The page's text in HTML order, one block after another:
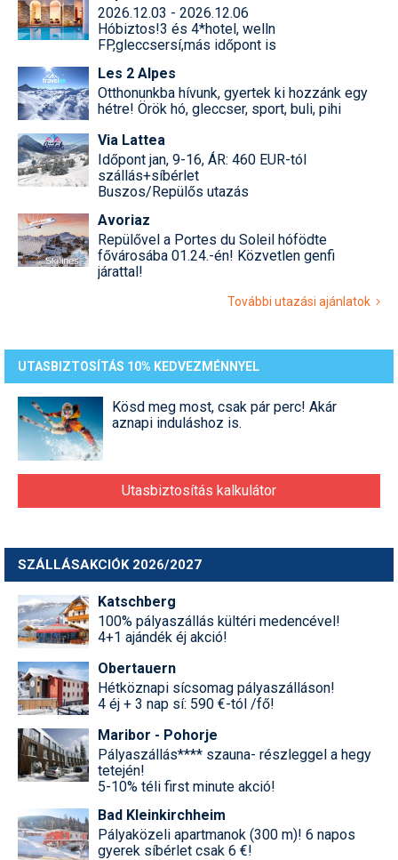
2026.12.03 - 2026.12.06
Hóbiztos!3 és 4*hotel, welln
FP,gleccsersí,más időpont is
Les 2 Alpes
Otthonunkba hívunk, gyertek ki hozzánk egy
hétre! Örök hó, gleccser, sport, buli, pihi
Via Lattea
Időpont jan, 9-16, ÁR: 460 EUR-tól
szállás+síbérlet
Buszos/Repülős utazás
Avoriaz
Repülővel a Portes du Soleil hófödte
fővárosába 01.24.-én! Közvetlen genfi
járattal!
További utazási ajánlatok
UTASBIZTOSÍTÁS 10% KEDVEZMÉNNYEL
Kösd meg most, csak pár perc! Akár
aznapi induláshoz is.
Utasbiztosítás kalkulátor
SZÁLLÁSAKCIÓK 2026/2027
Katschberg
100% pályaszállás kültéri medencével!
4+1 ajándék éj akció!
Obertauern
Hétköznapi sícsomag pályaszálláson!
4 éj + 3 nap sí: 590 €-tól /fő!
Maribor - Pohorje
Pályaszállás**** szauna- részleggel a hegy
tetején!
5-10% téli first minute akció!
Bad Kleinkirchheim
Pályaközeli apartmanok (300 m)! 6 napos
gyerek síbérlet csak 6 €!